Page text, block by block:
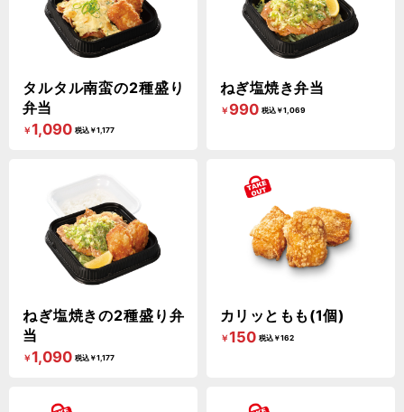
タルタル南蛮の2種盛り
弁当
￥1,090 税込￥1,177
ねぎ塩焼き弁当
￥ 990 税込￥1,069
ねぎ塩焼きの2種盛り弁
当
￥1,090 税込￥1,177
カリッともも(1個)
￥150 税込￥162